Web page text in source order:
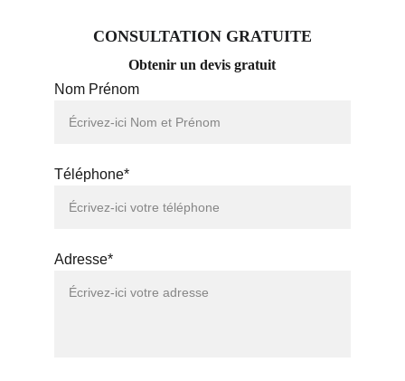
Nom Prénom
Téléphone*
Adresse*
CONSULTATION GRATUITE
Obtenir un devis gratuit